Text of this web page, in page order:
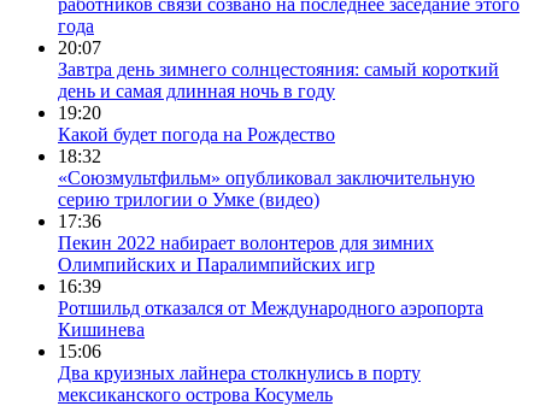
года
20:07
Завтра день зимнего солнцестояния: самый короткий
день и самая длинная ночь в году
19:20
Какой будет погода на Рождество
18:32
«Союзмультфильм» опубликовал заключительную
серию трилогии о Умке (видео)
17:36
Пекин 2022 набирает волонтеров для зимних
Олимпийских и Паралимпийских игр
16:39
Ротшильд отказался от Международного аэропорта
Кишинева
15:06
Два круизных лайнера столкнулись в порту
мексиканского острова Косумель